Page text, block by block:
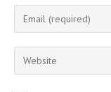
name
comment
Enter
your
email
address
Enter
your